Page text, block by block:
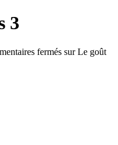
3
fermés sur Le goût